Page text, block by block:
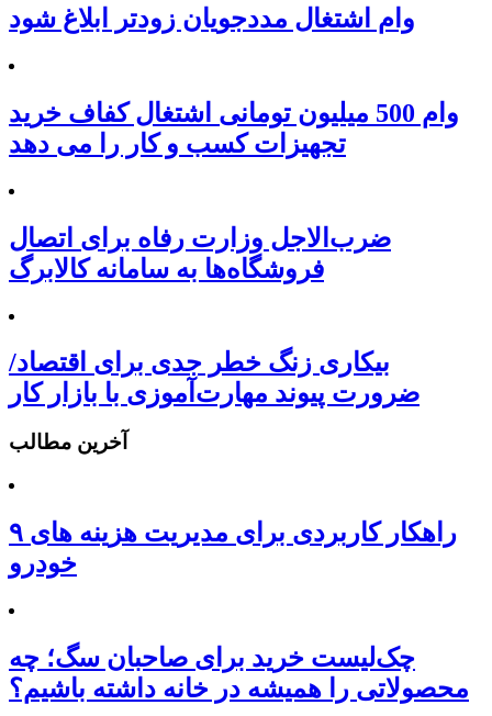
وام اشتغال مددجویان زودتر ابلاغ شود
وام 500 میلیون تومانی اشتغال کفاف خرید
تجهیزات کسب و کار را می دهد
ضرب‌الاجل وزارت رفاه برای اتصال
فروشگاه‌ها به سامانه کالابرگ
بیکاری زنگ خطر جدی برای اقتصاد/
ضرورت پیوند مهارت‌آموزی با بازار کار
آخرین مطالب
۹ راهکار کاربردی برای مدیریت هزینه های
خودرو
چک‌لیست خرید برای صاحبان سگ؛ چه
محصولاتی را همیشه در خانه داشته باشیم؟